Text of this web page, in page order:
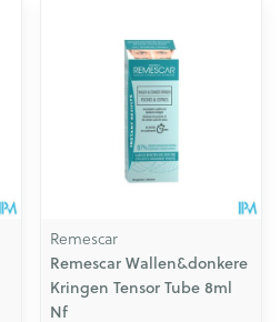
Remescar
Remescar Wallen&donkere
Kringen Tensor Tube 8ml
Nf